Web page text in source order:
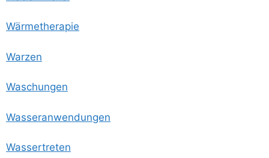
Wär­me­the­ra­pie
War­zen
Waschun­gen
Was­ser­an­wen­dun­gen
Was­ser­tre­ten